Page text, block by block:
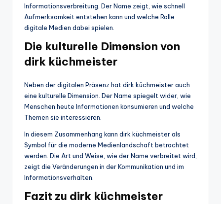
Informationsverbreitung. Der Name zeigt, wie schnell
Aufmerksamkeit entstehen kann und welche Rolle
digitale Medien dabei spielen.
Die kulturelle Dimension von
dirk küchmeister
Neben der digitalen Präsenz hat dirk küchmeister auch
eine kulturelle Dimension. Der Name spiegelt wider, wie
Menschen heute Informationen konsumieren und welche
Themen sie interessieren.
In diesem Zusammenhang kann dirk küchmeister als
Symbol für die moderne Medienlandschaft betrachtet
werden. Die Art und Weise, wie der Name verbreitet wird,
zeigt die Veränderungen in der Kommunikation und im
Informationsverhalten.
Fazit zu dirk küchmeister